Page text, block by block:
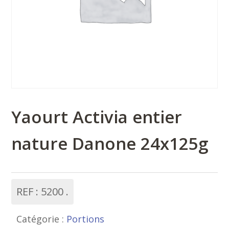
Yaourt Activia entier
nature Danone 24x125g
REF : 5200
Catégorie : Portions